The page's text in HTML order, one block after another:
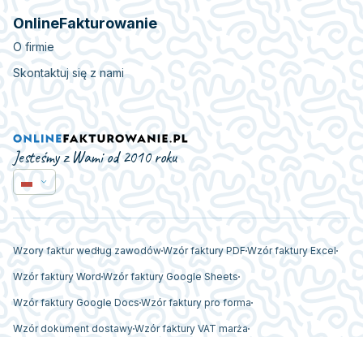
OnlineFakturowanie
O firmie
Skontaktuj się z nami
Jesteśmy z Wami od 2010 roku
Wzory faktur według zawodówWzór faktury PDFWzór faktury Excel
Wzór faktury Word Wzór faktury Google Sheets
Wzór faktury Google Docs Wzór faktury pro forma
Wzór dokument dostawyWzór faktury VAT marża